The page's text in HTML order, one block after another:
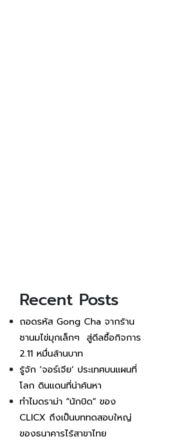
Recent Posts
ถอดรหัส Gong Cha จากร้าน
ชานมไข่มุกเล็กๆ สู่ดีลซื้อกิจการ
2.11 หมื่นล้านบาท
รู้จัก ‘จอร์เจีย’ ประเทศบนแผนที่
โลก ดินแดนที่น่าค้นหา
ทำไมดราม่า “นักบิด” ของ
CLICX ถึงเป็นบททดสอบใหญ่
ของธนาคารไร้สาขาไทย